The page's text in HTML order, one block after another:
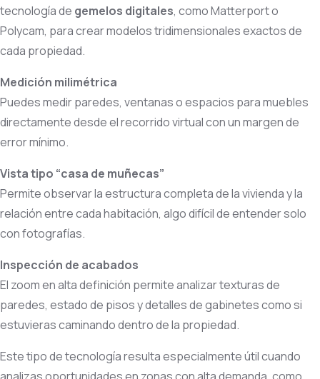
tecnología de gemelos digitales, como Matterport o
Polycam, para crear modelos tridimensionales exactos de
cada propiedad.
Medición milimétrica
Puedes medir paredes, ventanas o espacios para muebles
directamente desde el recorrido virtual con un margen de
error mínimo.
Vista tipo “casa de muñecas”
Permite observar la estructura completa de la vivienda y la
relación entre cada habitación, algo difícil de entender solo
con fotografías.
Inspección de acabados
El zoom en alta definición permite analizar texturas de
paredes, estado de pisos y detalles de gabinetes como si
estuvieras caminando dentro de la propiedad.
Este tipo de tecnología resulta especialmente útil cuando